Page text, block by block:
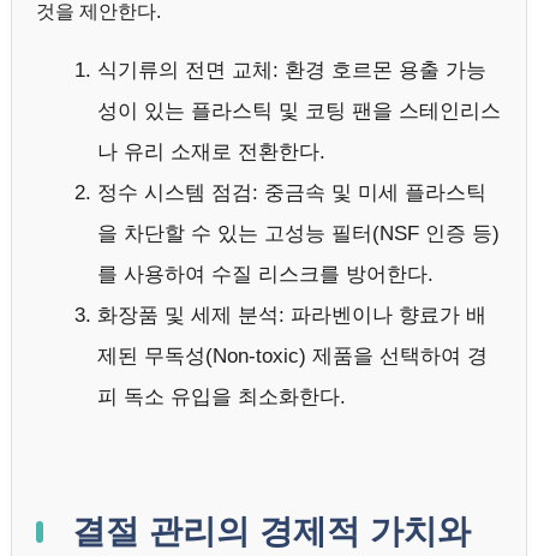
것을 제안한다.
식기류의 전면 교체: 환경 호르몬 용출 가능
성이 있는 플라스틱 및 코팅 팬을 스테인리스
나 유리 소재로 전환한다.
정수 시스템 점검: 중금속 및 미세 플라스틱
을 차단할 수 있는 고성능 필터(NSF 인증 등)
를 사용하여 수질 리스크를 방어한다.
화장품 및 세제 분석: 파라벤이나 향료가 배
제된 무독성(Non-toxic) 제품을 선택하여 경
피 독소 유입을 최소화한다.
결절 관리의 경제적 가치와